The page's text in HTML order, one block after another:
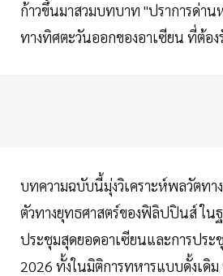
ก้าวขึ้นมาสวมบทบาท "ปราการด่า
ทางทิศตะวันออกของอาเซียน ที่ต้อง
บทความฉบับนี้มุ่งวิเคราะห์พลวัตทา
ตัวทางยุทธศาสตร์ของฟิลิปปินส์ ใน
ประชุมสุดยอดอาเซียนและการประ
2026 ทั้งในมิติการทหารแบบดั้งเดิ